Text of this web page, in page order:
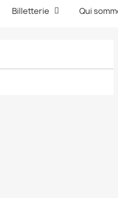
Billetterie Qui